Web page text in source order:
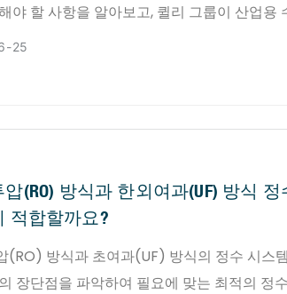
야 할 사항을 알아보고, 퀼리 그룹이 산업용
인 이유를 확인해 보세요.
25
(RO) 방식과 한외여과(UF) 방식
적합할까요?
(RO) 방식과 초여과(UF) 방식의 정수 시스
장단점을 파악하여 필요에 맞는 최적의 정